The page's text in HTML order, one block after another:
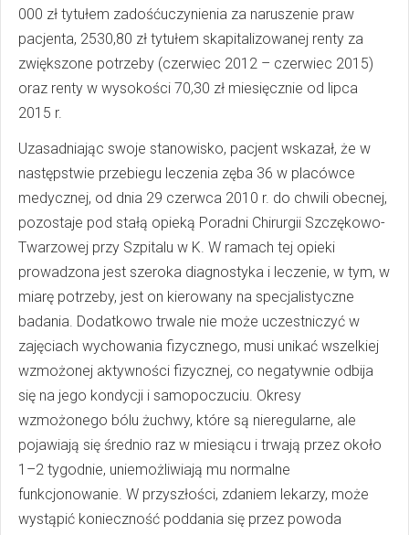
000 zł tytułem zadośćuczynienia za naruszenie praw
pacjenta, 2530,80 zł tytułem skapitalizowanej renty za
zwiększone potrzeby (czerwiec 2012 – czerwiec 2015)
oraz renty w wysokości 70,30 zł miesięcznie od lipca
2015 r.
Uzasadniając swoje stanowisko, pacjent wskazał, że w
następstwie przebiegu leczenia zęba 36 w placówce
medycznej, od dnia 29 czerwca 2010 r. do chwili obecnej,
pozostaje pod stałą opieką Poradni Chirurgii Szczękowo-
Twarzowej przy Szpitalu w K. W ramach tej opieki
prowadzona jest szeroka diagnostyka i leczenie, w tym, w
miarę potrzeby, jest on kierowany na specjalistyczne
badania. Dodatkowo trwale nie może uczestniczyć w
zajęciach wychowania fizycznego, musi unikać wszelkiej
wzmożonej aktywności fizycznej, co negatywnie odbija
się na jego kondycji i samopoczuciu. Okresy
wzmożonego bólu żuchwy, które są nieregularne, ale
pojawiają się średnio raz w miesiącu i trwają przez około
1–2 tygodnie, uniemożliwiają mu normalne
funkcjonowanie. W przyszłości, zdaniem lekarzy, może
wystąpić konieczność poddania się przez powoda